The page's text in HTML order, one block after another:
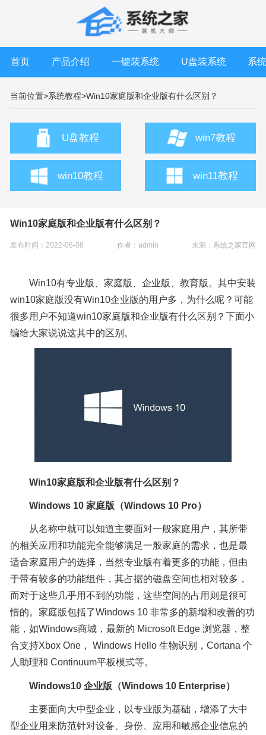
首页 产品介绍 一键装系统 U盘装系统 系
当前位置>系统教程>Win10家庭版和企业版有什么区别？
U盘教程 win7教程
win10教程 win11教程
Win10家庭版和企业版有什么区别？
发布时间：2022-06-08 作者：admin 来源： 系统之家官网
Win10有专业版、家庭版、企业版、教育版。其中安装
win10家庭版没有Win10企业版的用户多，为什么呢？可能
很多用户不知道win10家庭版和企业版有什么区别？下面小
编给大家说说这其中的区别。
Win10家庭版和企业版有什么区别？
Windows 10 家庭版（Windows 10 Pro）
从名称中就可以知道主要面对一般家庭用户，其所带
的相关应用和功能完全能够满足一般家庭的需求，也是最
适合家庭用户的选择，当然专业版有着更多的功能，但由
于带有较多的功能组件，其占据的磁盘空间也相对较多，
而对于这些几乎用不到的功能，这些空间的占用则是很可
惜的。家庭版包括了Windows 10 非常多的新增和改善的功
能，如Windows商城，最新的 Microsoft Edge 浏览器，整
合支持Xbox One， Windows Hello 生物识别，Cortana 个
人助理和 Continuum平板模式等。
Windows10 企业版（Windows 10 Enterprise）
主要面向大中型企业，以专业版为基础，增添了大中
型企业用来防范针对设备、身份、应用和敏感企业信息的